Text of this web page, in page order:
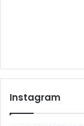
Instagram